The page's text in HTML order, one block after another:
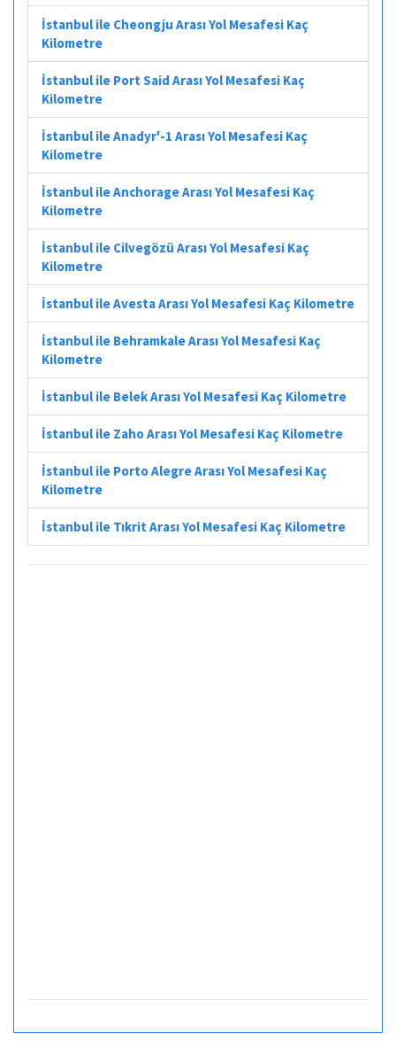
İstanbul ile Cheongju Arası Yol Mesafesi Kaç
Kilometre
İstanbul ile Port Said Arası Yol Mesafesi Kaç
Kilometre
İstanbul ile Anadyr'-1 Arası Yol Mesafesi Kaç
Kilometre
İstanbul ile Anchorage Arası Yol Mesafesi Kaç
Kilometre
İstanbul ile Cilvegözü Arası Yol Mesafesi Kaç
Kilometre
İstanbul ile Avesta Arası Yol Mesafesi Kaç Kilometre
İstanbul ile Behramkale Arası Yol Mesafesi Kaç
Kilometre
İstanbul ile Belek Arası Yol Mesafesi Kaç Kilometre
İstanbul ile Zaho Arası Yol Mesafesi Kaç Kilometre
İstanbul ile Porto Alegre Arası Yol Mesafesi Kaç
Kilometre
İstanbul ile Tıkrit Arası Yol Mesafesi Kaç Kilometre